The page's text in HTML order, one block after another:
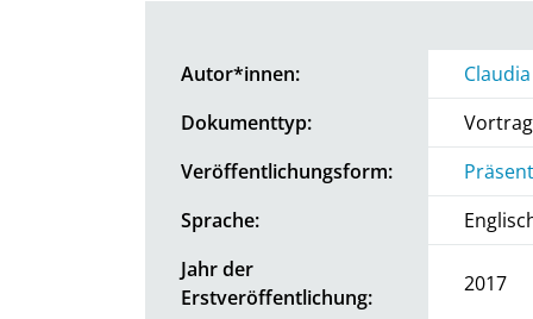
Autor*innen:
Dokumenttyp:
Vortrag
Veröffentlichungsform:
Sprache:
Jahr der
Erstveröffentlichung:
2017